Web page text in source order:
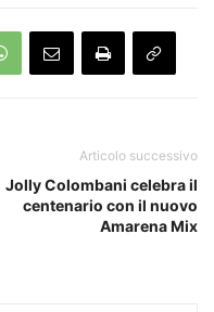
Articolo successivo
Jolly Colombani celebra il
centenario con il nuovo
Amarena Mix